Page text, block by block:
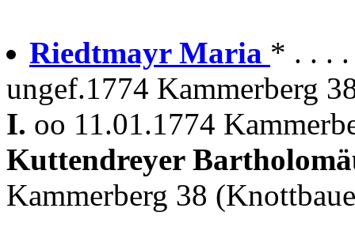
Riedtmayr Maria * . . .
ungef.1774 Kammerberg
I. oo 11.01.1774
Kuttendreyer
Kammerberg 38